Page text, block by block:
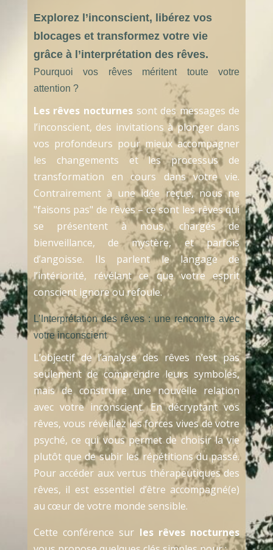
Explorez l’inconscient, libérez vos
blocages et transformez votre vie
grâce à l’interprétation des rêves.
Pourquoi vos rêves méritent toute votre
attention ?
Les rêves nocturnessont des messages de
l’inconscient, des invitations à plonger dans
vos profondeurs pour mieux accompagner
les changements et les processus de
transformation en cours dans votre vie.
Contrairement à une idée reçue, nous ne
"faisons pas" de rêves – ce sont les rêves qui
se présentent à nous, chargés de
bienveillance, de mystère, et parfois
d’angoisse. Ils parlent le langage de
l’intériorité, révélant ce que votre esprit
conscient ignore ou refoule.
L’Interprétation des rêves : une rencontre avec
votre inconscient
L’objectif de l’analyse des rêves n’est pas
seulement de comprendre leurs symboles,
mais de construire une nouvelle relation
avec votre inconscient. En décryptant vos
rêves, vous réveillez les forces vives de votre
psyché, ce qui vous permet de choisir la vie
plutôt que de subir les répétitions du passé.
Pour accéder aux vertus thérapeutiques des
rêves, il est essentiel d’être accompagné(e)
au cœur de votre monde sensible.
Cette conférence sur les rêves nocturnes